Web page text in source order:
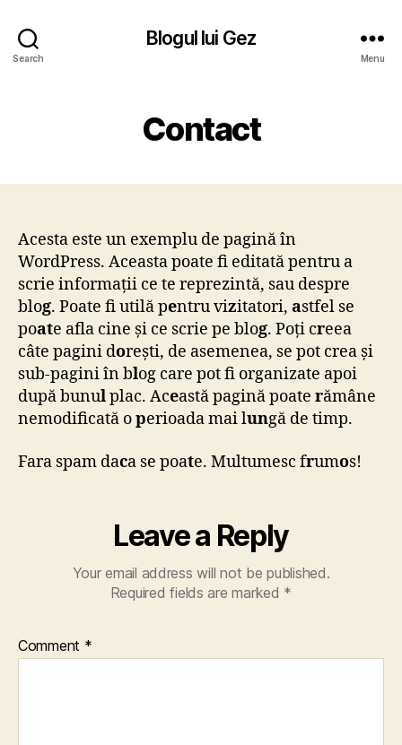
Search
Blogul lui Gez
Menu
Contact
Acesta este un exemplu de pagină în
WordPress. Aceasta poate fi editată pentru a
scrie informații ce te reprezintă, sau despre
blog. Poate fi utilă pentru vizitatori, astfel se
poate afla cine și ce scrie pe blog. Poți creea
câte pagini dorești, de asemenea, se pot crea și
sub-pagini în blog care pot fi organizate apoi
după bunulplac. Această pagină poate rămâne
nemodificată operioada mai lungă de timp.
Fara spam daca se poate. Multumesc frumos!
Leave a Reply
Your email address will not be published.
Required fields are marked *
Comment *